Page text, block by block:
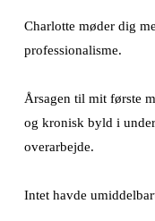
Charlotte møder dig
professionalisme.
Årsagen til mit første
og kronisk byld i
overarbejde.
Intet havde